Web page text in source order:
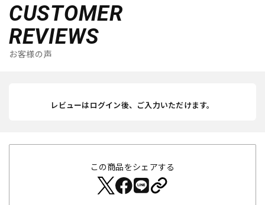
CUSTOMER
REVIEWS
お客様の声
レビューはログイン後、ご入力いただけます。
この商品をシェアする